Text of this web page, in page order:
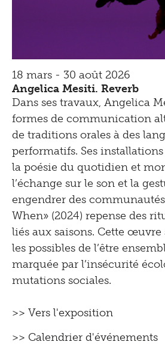
18 mars - 30 août 2026
Angelica Mesiti. Reverb
Dans ses travaux, Angelica
formes de communication
de traditions orales à des
performatifs. Ses
la poésie du quotidien et
l’échange sur le son et la
engendrer des
When» (2024) repense des
liés aux saisons. Cette œuvre
les possibles de l’être
marquée par l’insécurité
mutations sociales.
>> Vers l'exposition
>> Calendrier d'événements